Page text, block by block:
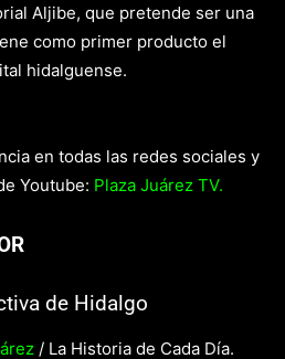
Aljibe, que pretende ser una
como primer producto el
hidalguense.
en todas las redes sociales y
Youtube: Plaza Juárez TV.
de Hidalgo
/ La Historia de Cada Día.